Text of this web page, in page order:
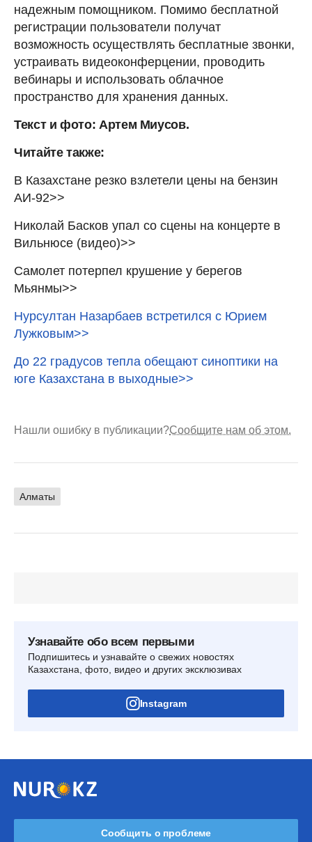
надежным помощником. Помимо бесплатной
регистрации пользователи получат
возможность осуществлять бесплатные звонки,
устраивать видеоконферцении, проводить
вебинары и использовать облачное
пространство для хранения данных.
Текст и фото: Артем Миусов.
Читайте также:
В Казахстане резко взлетели цены на бензин
АИ-92>>
Николай Басков упал со сцены на концерте в
Вильнюсе (видео)>>
Cамолет потерпел крушение у берегов
Мьянмы>>
Нурсултан Назарбаев встретился с Юрием
Лужковым>>
До 22 градусов тепла обещают синоптики на
юге Казахстана в выходные>>
Нашли ошибку в публикации?Сообщите нам об этом.
Алматы
Узнавайте обо всем первыми
Подпишитесь и узнавайте о свежих новостях
Казахстана, фото, видео и других эксклюзивах
Instagram
Сообщить о проблеме